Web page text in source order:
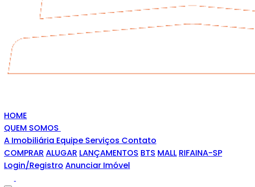
HOME
QUEM SOMOS
A Imobiliária Equipe Serviços Contato
COMPRAR ALUGAR LANÇAMENTOS BTS MALL RIFAINA-SP
Login/Registro Anunciar Imóvel